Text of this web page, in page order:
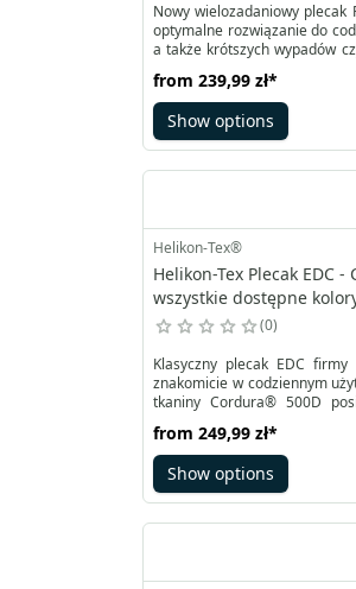
Nowy wielozadaniowy plecak
optymalne rozwiązanie do
a także krótszych wypadów
wyposażona została w
zmienioną wersją
uwzględniającą sprawdzone
Duża kieszeń zewnętrzna
from 239,99 zł*
Show options
Helikon-Tex®
Helikon-Tex Plecak EDC -
wszystkie dostępne
0
Klasyczny plecak EDC
znakomicie w codziennym
tkaniny Cordura® 500D
dwukierunkowe zamki YKK.
EDC to również
dodatkowych akcesoriów
MOLLE/PALS z przodu oraz po
from 249,99 zł*
Show options